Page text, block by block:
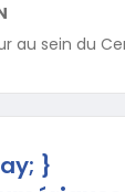
au sein du
}